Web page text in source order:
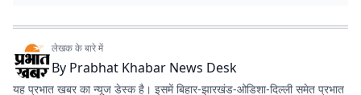
लेखक के बारे में
By Prabhat Khabar News Desk
यह प्रभात खबर का न्यूज डेस्क है। इसमें बिहार-झारखंड-ओडिशा-दिल्‍ली समेत प्रभात